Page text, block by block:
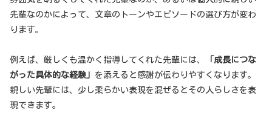
先輩なのかによって、文章のトーンやエピソードの選び方が変わ
ります。
例えば、厳しくも温かく指導してくれた先輩には、
「成長につな
がった具体的な経験」 を添えると感謝が伝わりやすくなります。
親しい先輩には、少し柔らかい表現を混ぜるとその人らしさを表
現できます。